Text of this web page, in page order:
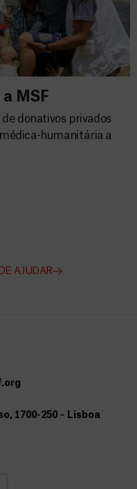
a MSF
MSF
donativos privados
humanitária a
AJUDAR
1700-250 – Lisboa